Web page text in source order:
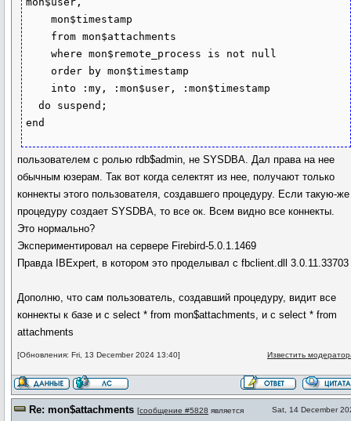
end
пользователем с ролью rdb$admin, не SYSDBA. Дал права на нее
обычным юзерам. Так вот когда селектят из нее, получают только
коннекты этого пользователя, создавшего процедуру. Если такую-же
процедуру создает SYSDBA, то все ок. Всем видно все коннекты.
Это нормально?
Экспериментировал на сервере Firebird-5.0.1.1469
Правда IBExpert, в котором это проделывал с fbclient.dll 3.0.11.33703
Дополню, что сам пользователь, создавший процедуру, видит все
коннекты к базе и с select * from mon$attachments, и с select * from
attachments
[Обновления: Fri, 13 December 2024 13:40] Известить
Re: mon$attachments [сообщение #5828 является
Sat, 14 December